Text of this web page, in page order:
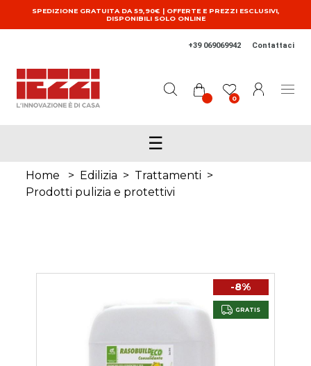
Salta al contenuto principale
SPEDIZIONE GRATUITA DA 59,90€ | OFFERTE E PREZZI ESCLUSIVI,
DISPONIBILI SOLO ONLINE
+39 069069942 Contattaci
0
☰
Home > Edilizia > Trattamenti >
Prodotti pulizia e protettivi
-8%
GRATIS